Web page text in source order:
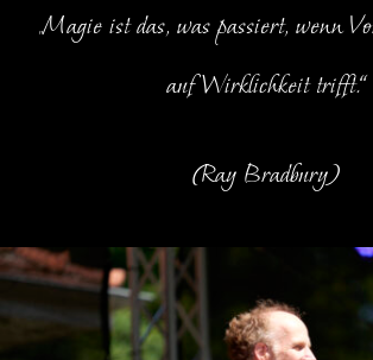
„Magie ist das, was passiert, wenn
auf Wirklichkeit trifft.“
(Ray Bradbury)